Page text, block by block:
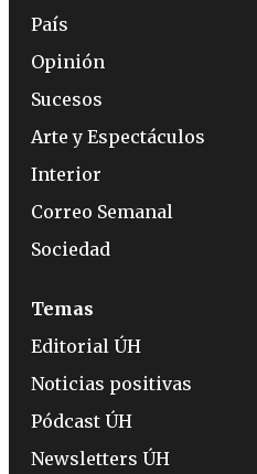
País
Opinión
Sucesos
Arte y Espectáculos
Interior
Correo Semanal
Sociedad
Temas
Editorial ÚH
Noticias positivas
Pódcast ÚH
Newsletters ÚH